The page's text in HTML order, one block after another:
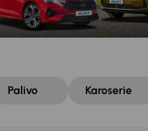
Palivo Karoserie